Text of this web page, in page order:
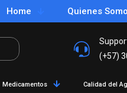
Home Quienes
(+57)
Medicamentos Calidad del